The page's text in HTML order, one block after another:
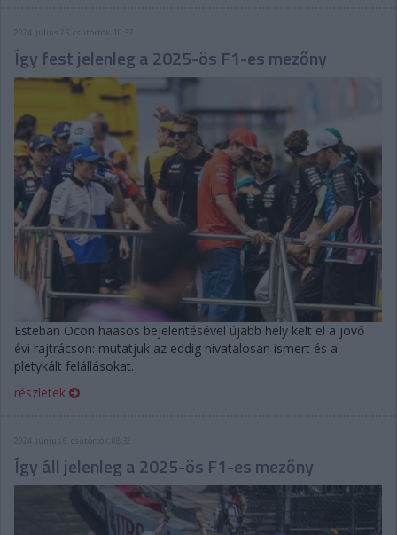
2024. július 25. csütörtök, 10:37
Így fest jelenleg a 2025-ös F1-es mezőny
Esteban Ocon haasos bejelentésével újabb hely kelt el a jövő
évi rajtrácson: mutatjuk az eddig hivatalosan ismert és a
pletykált felállásokat.
részletek
2024. június 6. csütörtök, 08:32
Így áll jelenleg a 2025-ös F1-es mezőny